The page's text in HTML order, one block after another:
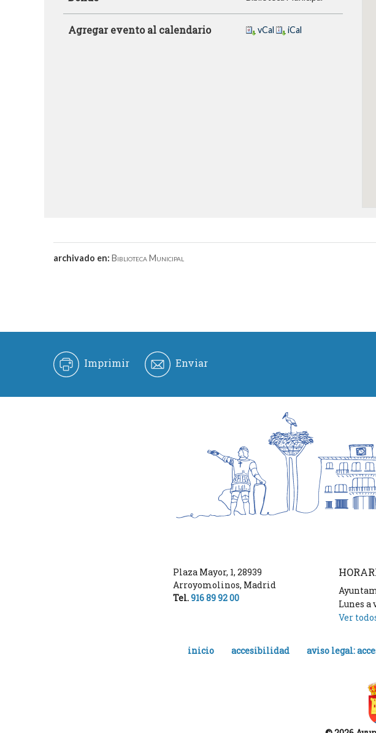
Agregar evento al calendario vCal iCal
archivado en: Biblioteca Municipal
Imprimir Enviar
Plaza Mayor, 1, 28939
Arroyomolinos, Madrid
Tel.916 89 92 00
Lunes a
Ver
inicio accesibilidad aviso legal: